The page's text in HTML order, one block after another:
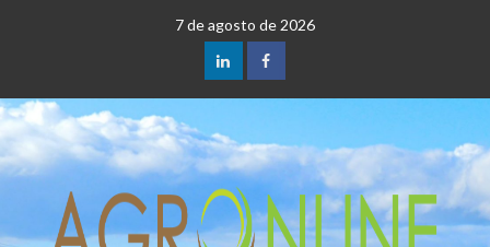
7 de agosto de 2026